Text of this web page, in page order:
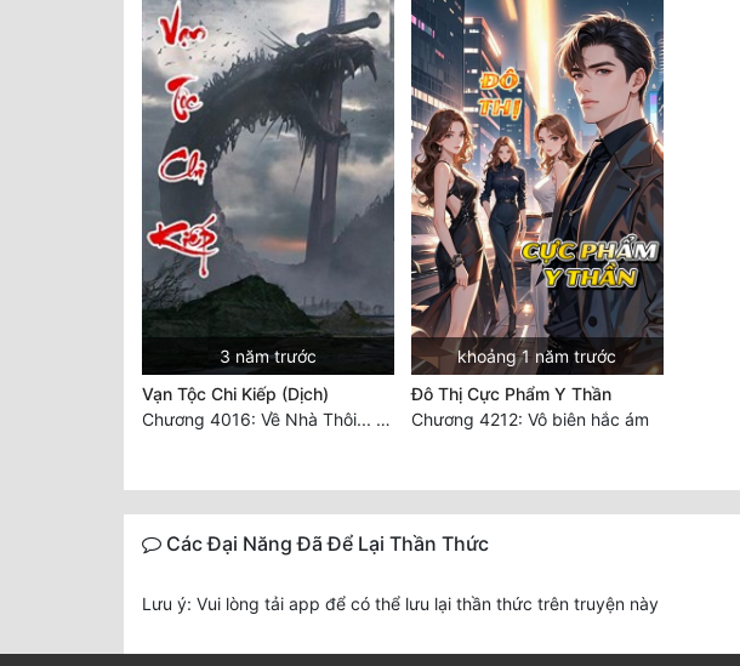
3 năm trước
Vạn Tộc Chi Kiếp (Dịch)
Chương 4016: Về Nhà Thôi... (Đại Kết Cục)
khoảng 1 năm trước
Đô Thị Cực Phẩm Y Thần
Chương 4212: Vô biên hắc ám
Các Đại Năng Đã Để Lại Thần Thức
Lưu ý: Vui lòng tải app để có thể lưu lại thần thức trên truyện này